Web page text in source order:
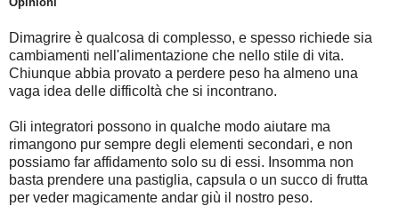
Dimagrire è qualcosa di complesso, e spesso richiede sia
cambiamenti nell'alimentazione che nello stile di vita.
Chiunque abbia provato a perdere peso ha almeno una
vaga idea delle difficoltà che si incontrano.
Gli integratori possono in qualche modo aiutare ma
rimangono pur sempre degli elementi secondari, e non
possiamo far affidamento solo su di essi. Insomma non
basta prendere una pastiglia, capsula o un succo di frutta
per veder magicamente andar giù il nostro peso.